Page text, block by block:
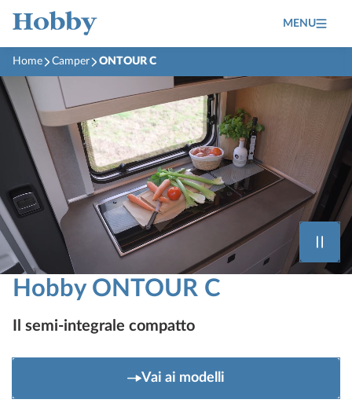
MENU
Home Camper ONTOUR C
Hobby ONTOUR C
Il semi-integrale compatto
Vai ai modelli